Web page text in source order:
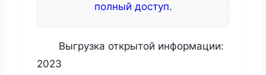
полный доступ.
Выгрузка открытой информации:
2023